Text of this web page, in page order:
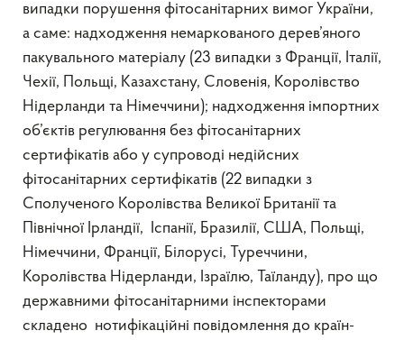
випадки порушення фітосанітарних вимог України,
а саме: надходження немаркованого дерев’яного
пакувального матеріалу (23 випадки з Франції, Італії,
Чехії, Польщі, Казахстану, Словенія, Королівство
Нідерланди та Німеччини); надходження імпортних
об’єктів регулювання без фітосанітарних
сертифікатів або у супроводі недійсних
фітосанітарних сертифікатів (22 випадки з
Сполученого Королівства Великої Британії та
Північної Ірландії, Іспанії, Бразилії, США, Польщі,
Німеччини, Франції, Білорусі, Туреччини,
Королівства Нідерланди, Ізраїлю, Таїланду), про що
державними фітосанітарними інспекторами
складено нотифікаційні повідомлення до країн-